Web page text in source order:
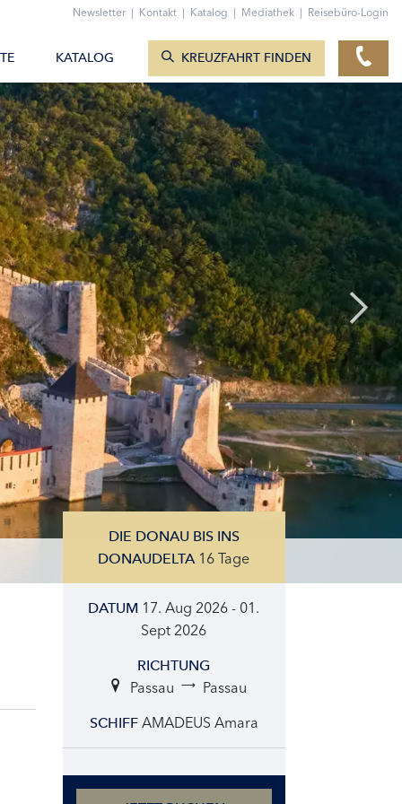
DIE DONAU BIS INS
DONAUDELTA 16 Tage
DATUM 17. Aug 2026 - 01.
Sept 2026
RICHTUNG
Passau Passau
SCHIFF AMADEUS Amara
Newsletter | Kontakt | Katalog | Mediathek | Reisebüro-Login
KATALOG KREUZFAHRT FINDEN
ZUM KONTAKTFORMULAR